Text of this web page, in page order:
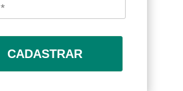
CADASTRAR